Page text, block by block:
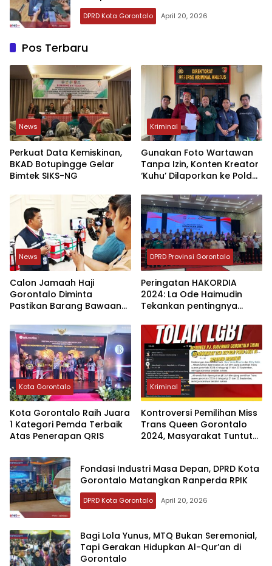
DPRD Kota Gorontalo April 20, 2026
Pos Terbaru
News
Perkuat Data Kemiskinan,
BKAD Botupingge Gelar
Bimtek SIKS-NG
Kriminal
Gunakan Foto Wartawan
Tanpa Izin, Konten Kreator
‘Kuhu’ Dilaporkan ke Polda
News
Calon Jamaah Haji
Gorontalo Diminta
Pastikan Barang Bawaan
DPRD Provinsi Gorontalo
Peringatan HAKORDIA
2024: La Ode Haimudin
Tekankan pentingnya
Kota Gorontalo
Kota Gorontalo Raih Juara
1 Kategori Pemda Terbaik
Atas Penerapan QRIS
Kriminal
Kontroversi Pemilihan Miss
Trans Queen Gorontalo
2024, Masyarakat Tuntut
‎Fondasi Industri Masa Depan, DPRD Kota
Gorontalo Matangkan Ranperda RPIK‎
DPRD Kota Gorontalo April 20, 2026
‎Bagi Lola Yunus, MTQ Bukan Seremonial,
Tapi Gerakan Hidupkan Al-Qur’an di
Gorontalo